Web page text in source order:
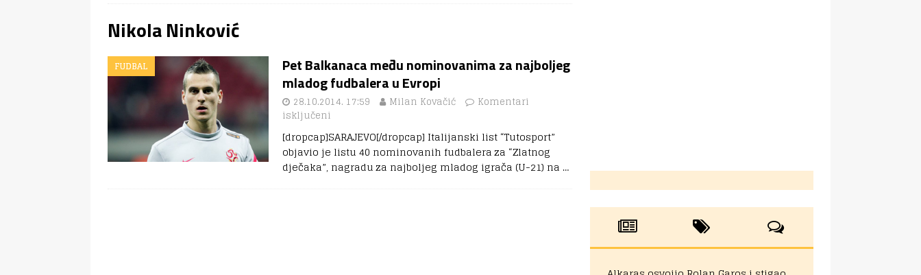
Nikola Ninković
FUDBAL
Pet Balkanaca među nominovanima za najboljeg
mladog fudbalera u Evropi
28.10.2014. 17:59 Milan Kovačić
Komentari
isključeni
[dropcap]SARAJEVO[/dropcap] Italijanski list “Tutosport”
objavio je listu 40 nominovanih fudbalera za “Zlatnog
dječaka”, nagradu za najboljeg mladog igrača (U-21) na …